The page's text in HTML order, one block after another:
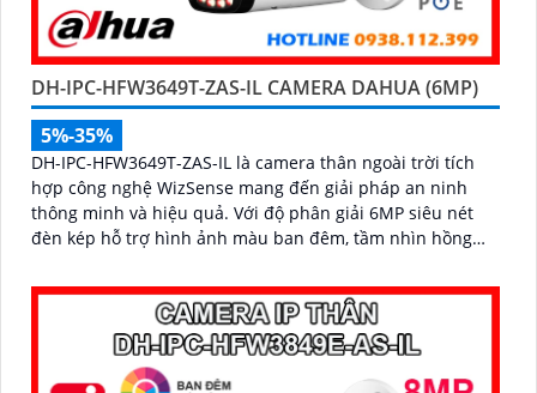
DH-IPC-HFW3649T-ZAS-IL CAMERA DAHUA (6MP)
5%-35%
DH-IPC-HFW3649T-ZAS-IL là camera thân ngoài trời tích
hợp công nghệ WizSense mang đến giải pháp an ninh
thông minh và hiệu quả. Với độ phân giải 6MP siêu nét
đèn kép hỗ trợ hình ảnh màu ban đêm, tầm nhìn hồng
chính xác người và xe, camera đảm bảo giám sát chuẩn
xác 24/7 hỗ trợ POE, khe thẻ nhớ lên đến 512GB và chuẩn
chống nước IP67